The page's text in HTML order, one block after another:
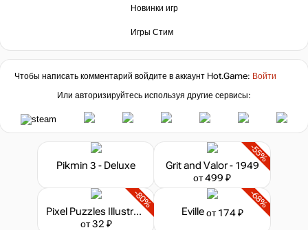
Новинки игр
Игры Стим
Чтобы написать комментарий войдите в аккаунт Hot.Game: Войти
Или авторизируйтесь используя другие сервисы:
Pikmin 3 - Deluxe
-55%
Grit and Valor - 1949
от 499 ₽
-80%
Pixel Puzzles Illustrations & Anime - Jigsaw Pack: Mechs
от 32 ₽
-68%
Evilleот 174 ₽